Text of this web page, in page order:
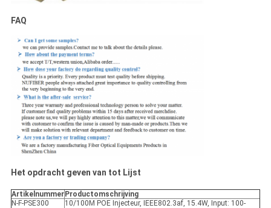
FAQ
Het opdracht geven van tot Lijst
Artikelnummer Productomschrijving
N-F-PSE300
10/100M POE Injecteur, IEEE802.3af, 15.4W, Input: 100-